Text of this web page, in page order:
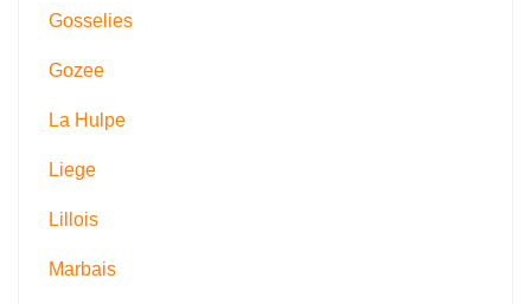
Gosselies
Gozee
La Hulpe
Liege
Lillois
Marbais